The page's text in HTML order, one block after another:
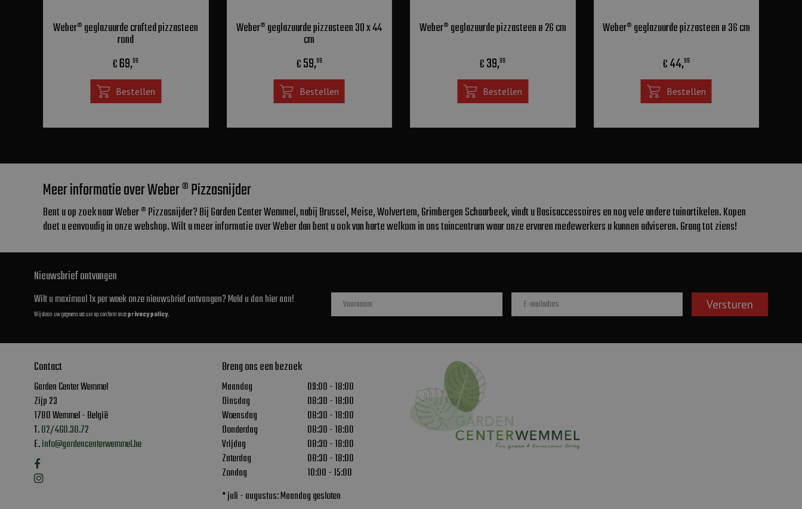
Weber® geglazuurde crafted pizzasteen
rond
€69,99
Bestellen
Weber® geglazuurde pizzasteen 30 x 44
cm
€59,99
Bestellen
Weber® geglazuurde pizzasteen ø 26 cm
€39,99
Bestellen
Weber® geglazuurde pizzasteen ø 36 cm
€44,99
Bestellen
Meer informatie over Weber ® Pizzasnijder
Bent u op zoek naar Weber ® Pizzasnijder? Bij Garden Center Wemmel, nabij Brussel, Meise, Wolvertem, Grimbergen Schaarbeek, vindt u Basisaccessoires en nog vele andere tuinartikelen. Kopen
doet u eenvoudig in onze webshop. Wilt u meer informatie over Weber dan bent u ook van harte welkom in ons tuincentrum waar onze ervaren medewerkers u kunnen adviseren. Graag tot ziens!
Nieuwsbrief ontvangen
Wilt u maximaal 1x per week onze nieuwsbrief ontvangen? Meld u dan hier aan!
Wij slaan uw gegevens secuur op conform onzeprivacy policy.
Contact
Garden Center Wemmel
Zijp 23
1780 Wemmel - België
T.02/460.30.72
E.info@gardencenterwemmel.be
Breng ons een bezoek
Maandag
09:00 - 18:00
Dinsdag
08:30 - 18:00
Woensdag
08:30 - 18:00
Donderdag
08:30 - 18:00
Vrijdag
08:30 - 18:00
Zaterdag
08:30 - 18:00
Zondag
10:00 - 15:00
* juli - augustus: Maandag gesloten